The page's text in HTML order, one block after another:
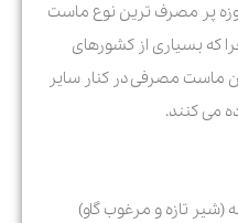
پر مصرف ترین نوع ماست
که بسیاری از کشورهای
ماست مصرفی در کنار سایر
می کنند.
(شیر تازه و مرغوب گاو)